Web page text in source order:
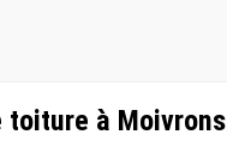
toiture à Moivrons